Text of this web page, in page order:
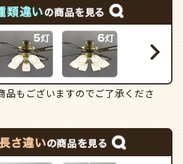
もございますのでご了承くださ